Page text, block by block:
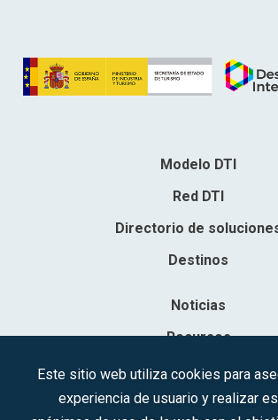
Modelo DTI
Red DTI
Directorio de
Destinos
Noticias
Recursos
Contacto
Sociedad Mercantil Estatal para la Gestión de
Este sitio web utiliza cookies para
experiencia de usuario y realizar